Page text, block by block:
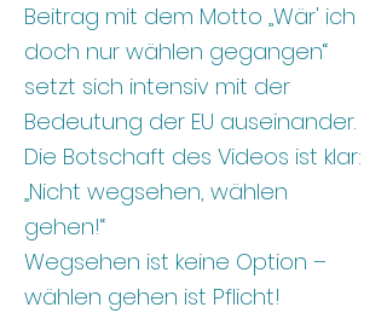
Beitrag mit dem Motto „Wär' ich
doch nur wählen gegangen“
setzt sich intensiv mit der
Bedeutung der EU auseinander.
Die Botschaft des Videos ist klar:
„Nicht wegsehen, wählen
gehen!“
Wegsehen ist keine Option –
wählen gehen ist Pflicht!